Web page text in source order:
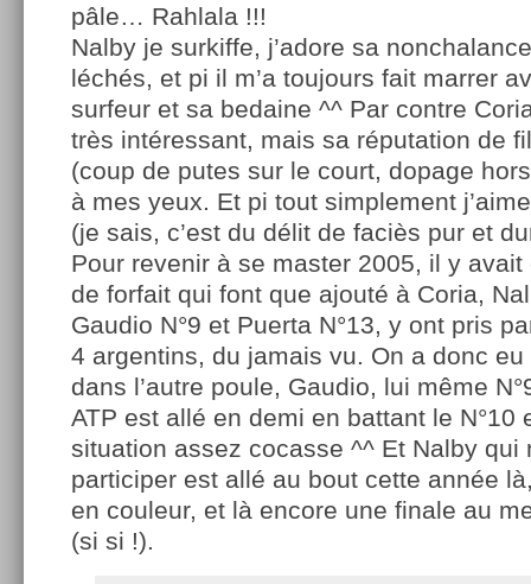
pâle… Rahlala !!!
Nalby je surkiffe, j’adore sa
léchés, et pi il m’a toujours fait marrer
surfeur et sa bedaine ^^ Par contre
très intéressant, mais sa réputation de
(coup de putes sur le court, dopage
à mes yeux. Et pi tout simplement
(je sais, c’est du délit de faciès pur et
Pour revenir à se master 2005, il y
de forfait qui font que ajouté à Coria,
Gaudio N°9 et Puerta N°13, y ont pris
4 argentins, du jamais vu. On a donc
dans l’autre poule, Gaudio, lui même
ATP est allé en demi en battant le N°10
situation assez cocasse ^^ Et Nalby qui
participer est allé au bout cette année
en couleur, et là encore une finale au
(si si !).